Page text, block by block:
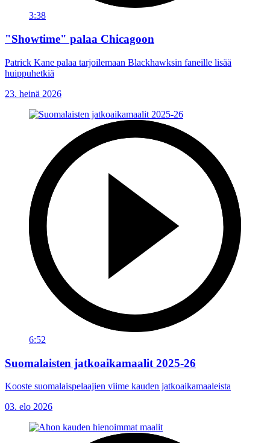
3:38
"Showtime" palaa Chicagoon
Patrick Kane palaa tarjoilemaan Blackhawksin faneille lisää
huippuhetkiä
23. heinä 2026
6:52
Suomalaisten jatkoaikamaalit 2025-26
Kooste suomalaispelaajien viime kauden jatkoaikamaaleista
03. elo 2026